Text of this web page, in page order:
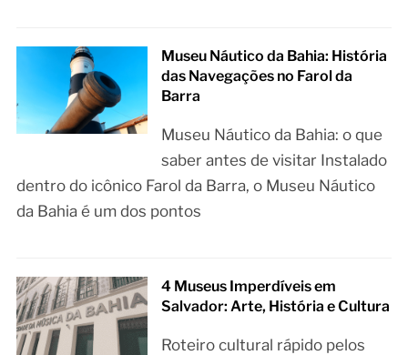
Museu Náutico da Bahia: História
das Navegações no Farol da
Barra
Museu Náutico da Bahia: o que
saber antes de visitar Instalado
dentro do icônico Farol da Barra, o Museu Náutico
da Bahia é um dos pontos
4 Museus Imperdíveis em
Salvador: Arte, História e Cultura
Roteiro cultural rápido pelos